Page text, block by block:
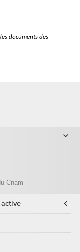
documents des
Cnam